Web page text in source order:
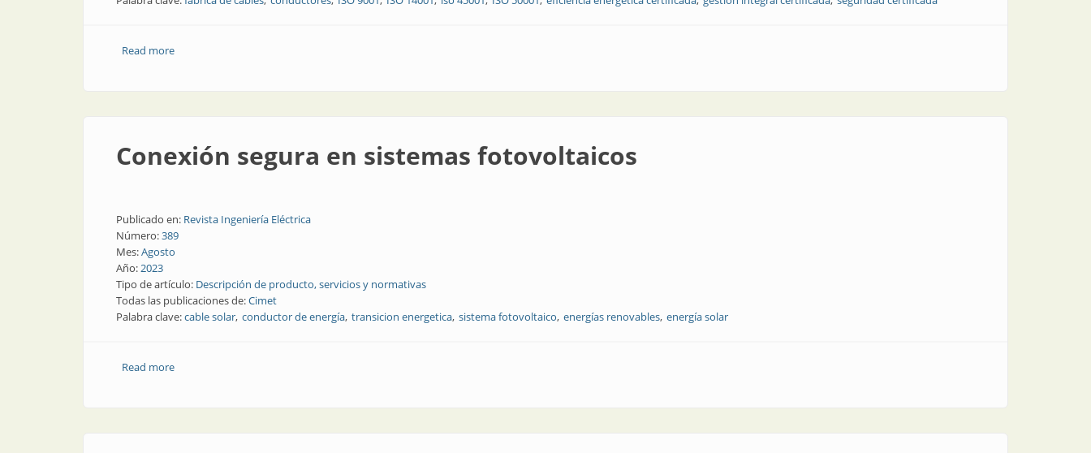
Read moreabout Cimet, sus cables y sus procesos totalmente certificados
Conexión segura en sistemas fotovoltaicos
Publicado en: Revista Ingeniería Eléctrica
Número:389
Mes:Agosto
Año:2023
Tipo de artículo: Descripción de producto, servicios y normativas
Todas las publicaciones de:Cimet
Palabra clave:cable solar conductor de energía transicion energetica sistema fotovoltaico energías renovables energía solar
Read moreabout Conexión segura en sistemas fotovoltaicos